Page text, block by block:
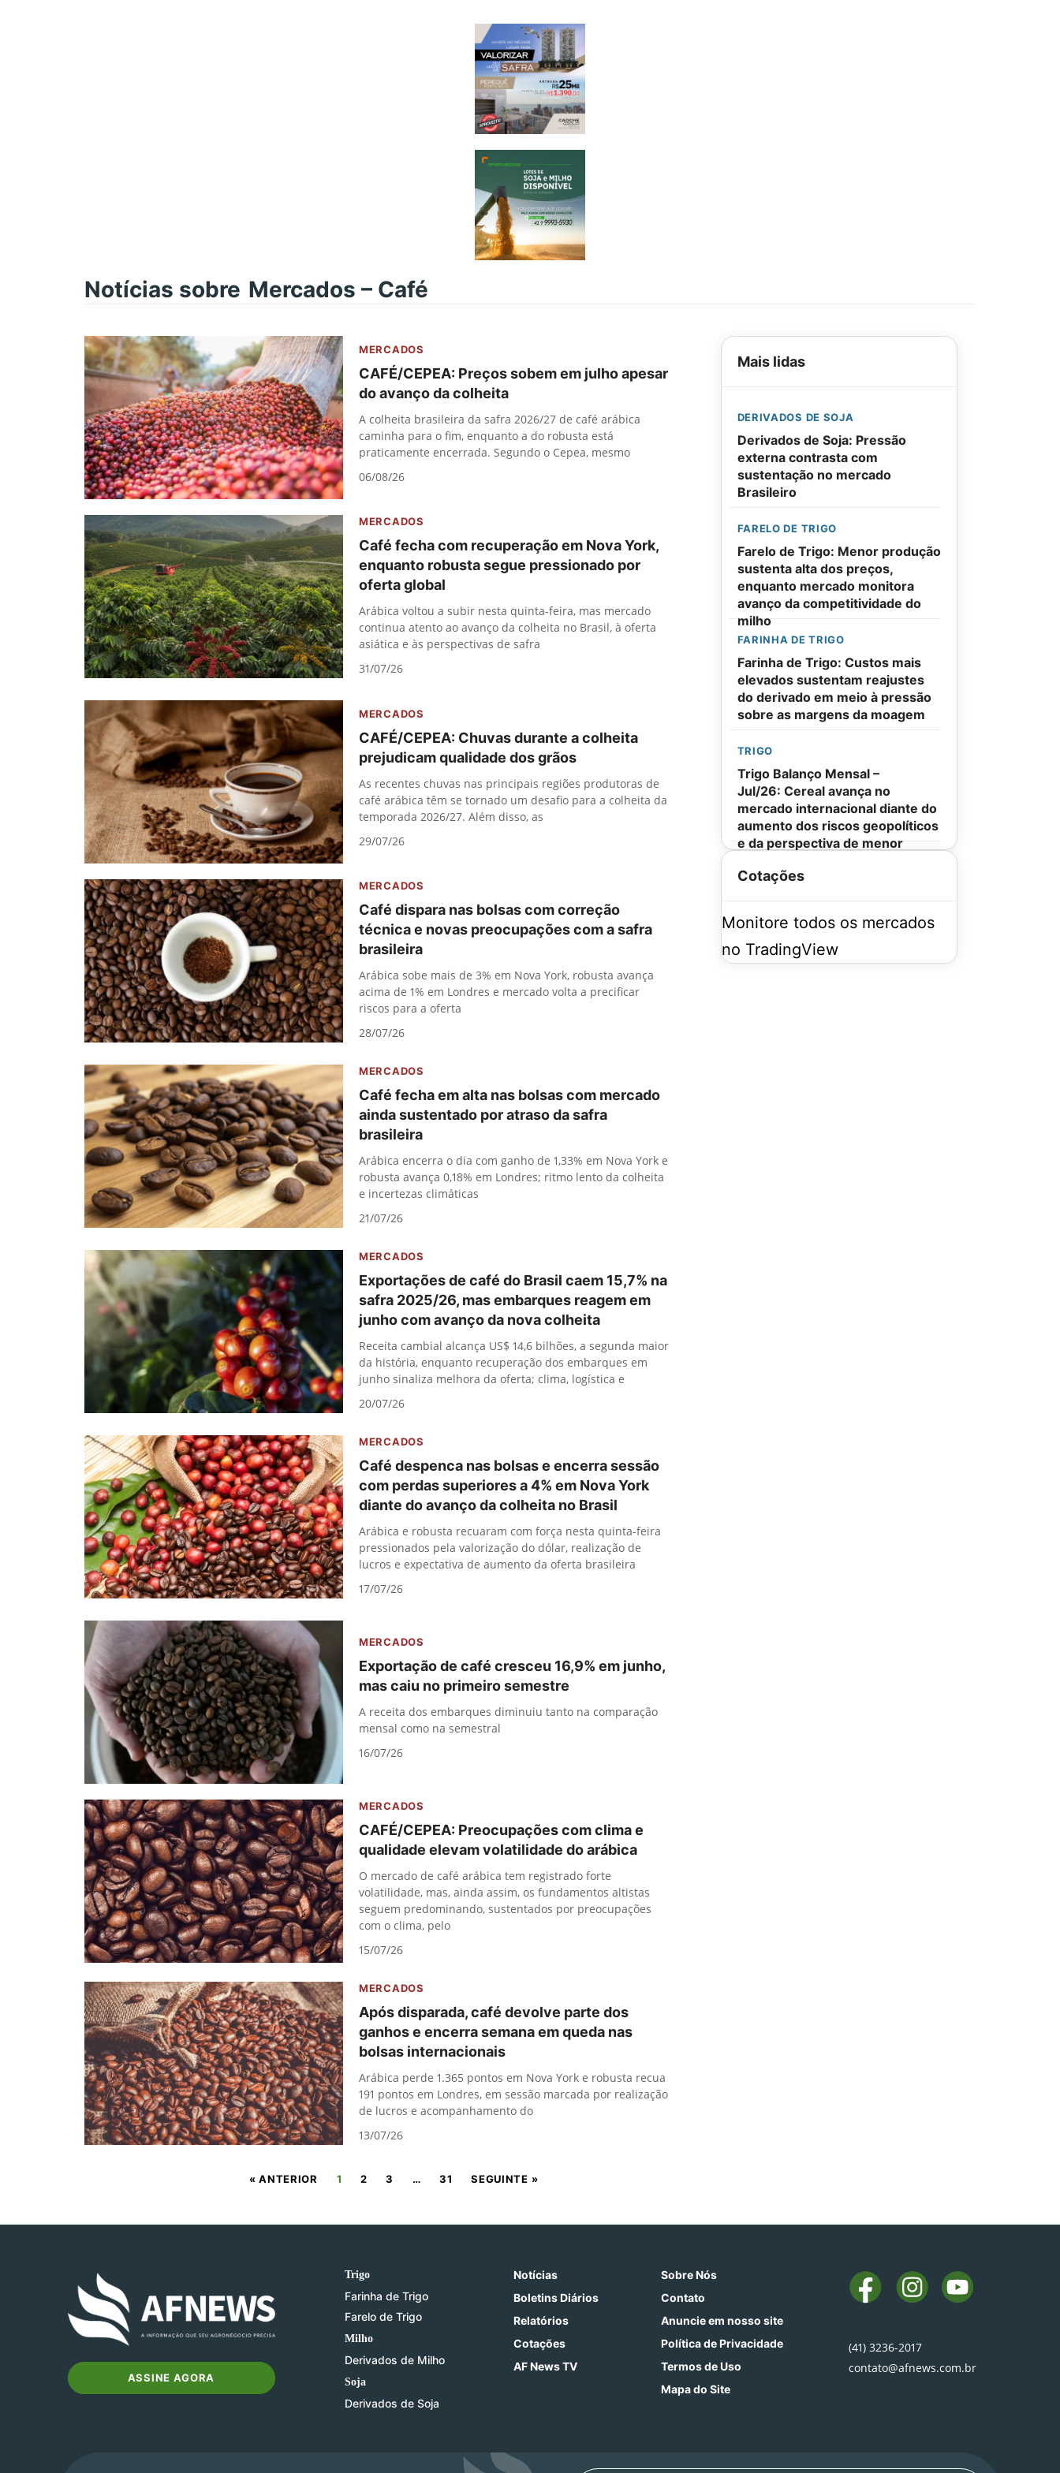
Notícias sobre Mercados – Café
MERCADOS
CAFÉ/CEPEA: Preços sobem em julho apesar
do avanço da colheita
A colheita brasileira da safra 2026/27 de café arábica
caminha para o fim, enquanto a do robusta está
praticamente encerrada. Segundo o Cepea, mesmo
06/08/26
MERCADOS
Café fecha com recuperação em Nova York,
enquanto robusta segue pressionado por
oferta global
Arábica voltou a subir nesta quinta-feira, mas mercado
continua atento ao avanço da colheita no Brasil, à oferta
asiática e às perspectivas de safra
31/07/26
MERCADOS
CAFÉ/CEPEA: Chuvas durante a colheita
prejudicam qualidade dos grãos
As recentes chuvas nas principais regiões produtoras de
café arábica têm se tornado um desafio para a colheita da
temporada 2026/27. Além disso, as
29/07/26
MERCADOS
Café dispara nas bolsas com correção
técnica e novas preocupações com a safra
brasileira
Arábica sobe mais de 3% em Nova York, robusta avança
acima de 1% em Londres e mercado volta a precificar
riscos para a oferta
28/07/26
MERCADOS
Café fecha em alta nas bolsas com mercado
ainda sustentado por atraso da safra
brasileira
Arábica encerra o dia com ganho de 1,33% em Nova York e
robusta avança 0,18% em Londres; ritmo lento da colheita
e incertezas climáticas
21/07/26
MERCADOS
Exportações de café do Brasil caem 15,7% na
safra 2025/26, mas embarques reagem em
junho com avanço da nova colheita
Receita cambial alcança US$ 14,6 bilhões, a segunda maior
da história, enquanto recuperação dos embarques em
junho sinaliza melhora da oferta; clima, logística e
20/07/26
MERCADOS
Café despenca nas bolsas e encerra sessão
com perdas superiores a 4% em Nova York
diante do avanço da colheita no Brasil
Arábica e robusta recuaram com força nesta quinta-feira
pressionados pela valorização do dólar, realização de
lucros e expectativa de aumento da oferta brasileira
17/07/26
MERCADOS
Exportação de café cresceu 16,9% em junho,
mas caiu no primeiro semestre
A receita dos embarques diminuiu tanto na comparação
mensal como na semestral
16/07/26
MERCADOS
CAFÉ/CEPEA: Preocupações com clima e
qualidade elevam volatilidade do arábica
O mercado de café arábica tem registrado forte
volatilidade, mas, ainda assim, os fundamentos altistas
seguem predominando, sustentados por preocupações
com o clima, pelo
15/07/26
MERCADOS
Após disparada, café devolve parte dos
ganhos e encerra semana em queda nas
bolsas internacionais
Arábica perde 1.365 pontos em Nova York e robusta recua
191 pontos em Londres, em sessão marcada por realização
de lucros e acompanhamento do
13/07/26
« ANTERIOR 1 2 3 … 31 SEGUINTE »
Mais lidas
DERIVADOS DE SOJA
Derivados de Soja: Pressão
externa contrasta com
sustentação no mercado
Brasileiro
FARELO DE TRIGO
Farelo de Trigo: Menor produção
sustenta alta dos preços,
enquanto mercado monitora
avanço da competitividade do
milho
FARINHA DE TRIGO
Farinha de Trigo: Custos mais
elevados sustentam reajustes
do derivado em meio à pressão
sobre as margens da moagem
TRIGO
Trigo Balanço Mensal –
Jul/26: Cereal avança no
mercado internacional diante do
aumento dos riscos geopolíticos
e da perspectiva de menor
Cotações
Monitore todos os mercados
no TradingView
ASSINE AGORA
Trigo
Farinha de Trigo
Farelo de Trigo
Milho
Derivados de Milho
Soja
Derivados de Soja
Notícias
Boletins Diários
Relatórios
Cotações
AF News TV
Sobre Nós
Contato
Anuncie em nosso site
Política de Privacidade
Termos de Uso
Mapa do Site
(41) 3236-2017
contato@afnews.com.br